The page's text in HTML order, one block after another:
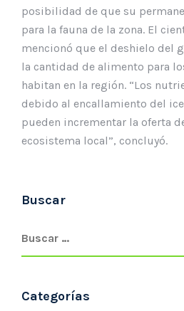
posibilidad de que su
para la fauna de la zona. El
mencionó que el deshielo del
la cantidad de alimento para
habitan en la región. “Los
debido al encallamiento del
pueden incrementar la oferta
ecosistema local”, concluyó.
Buscar
Categorías